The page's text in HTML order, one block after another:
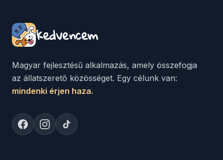
kedvencem
Magyar fejlesztésű alkalmazás, amely összefogja
az állatszerető közösséget. Egy célunk van:
mindenki érjen haza.